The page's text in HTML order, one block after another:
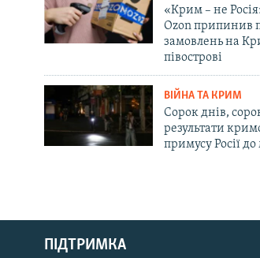
Русский
Qırımtatar
«Крим – не
Ozon припинив
замовлень на
півострові
ВІЙНА ТА КРИМ
Сорок днів,
результати
примусу Росії
ПІДТРИМКА